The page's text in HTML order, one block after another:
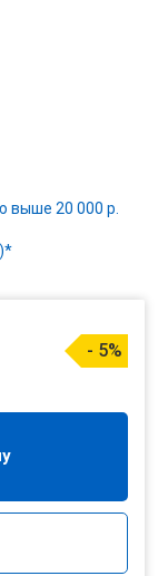
выше 20 000 р.
- 5%